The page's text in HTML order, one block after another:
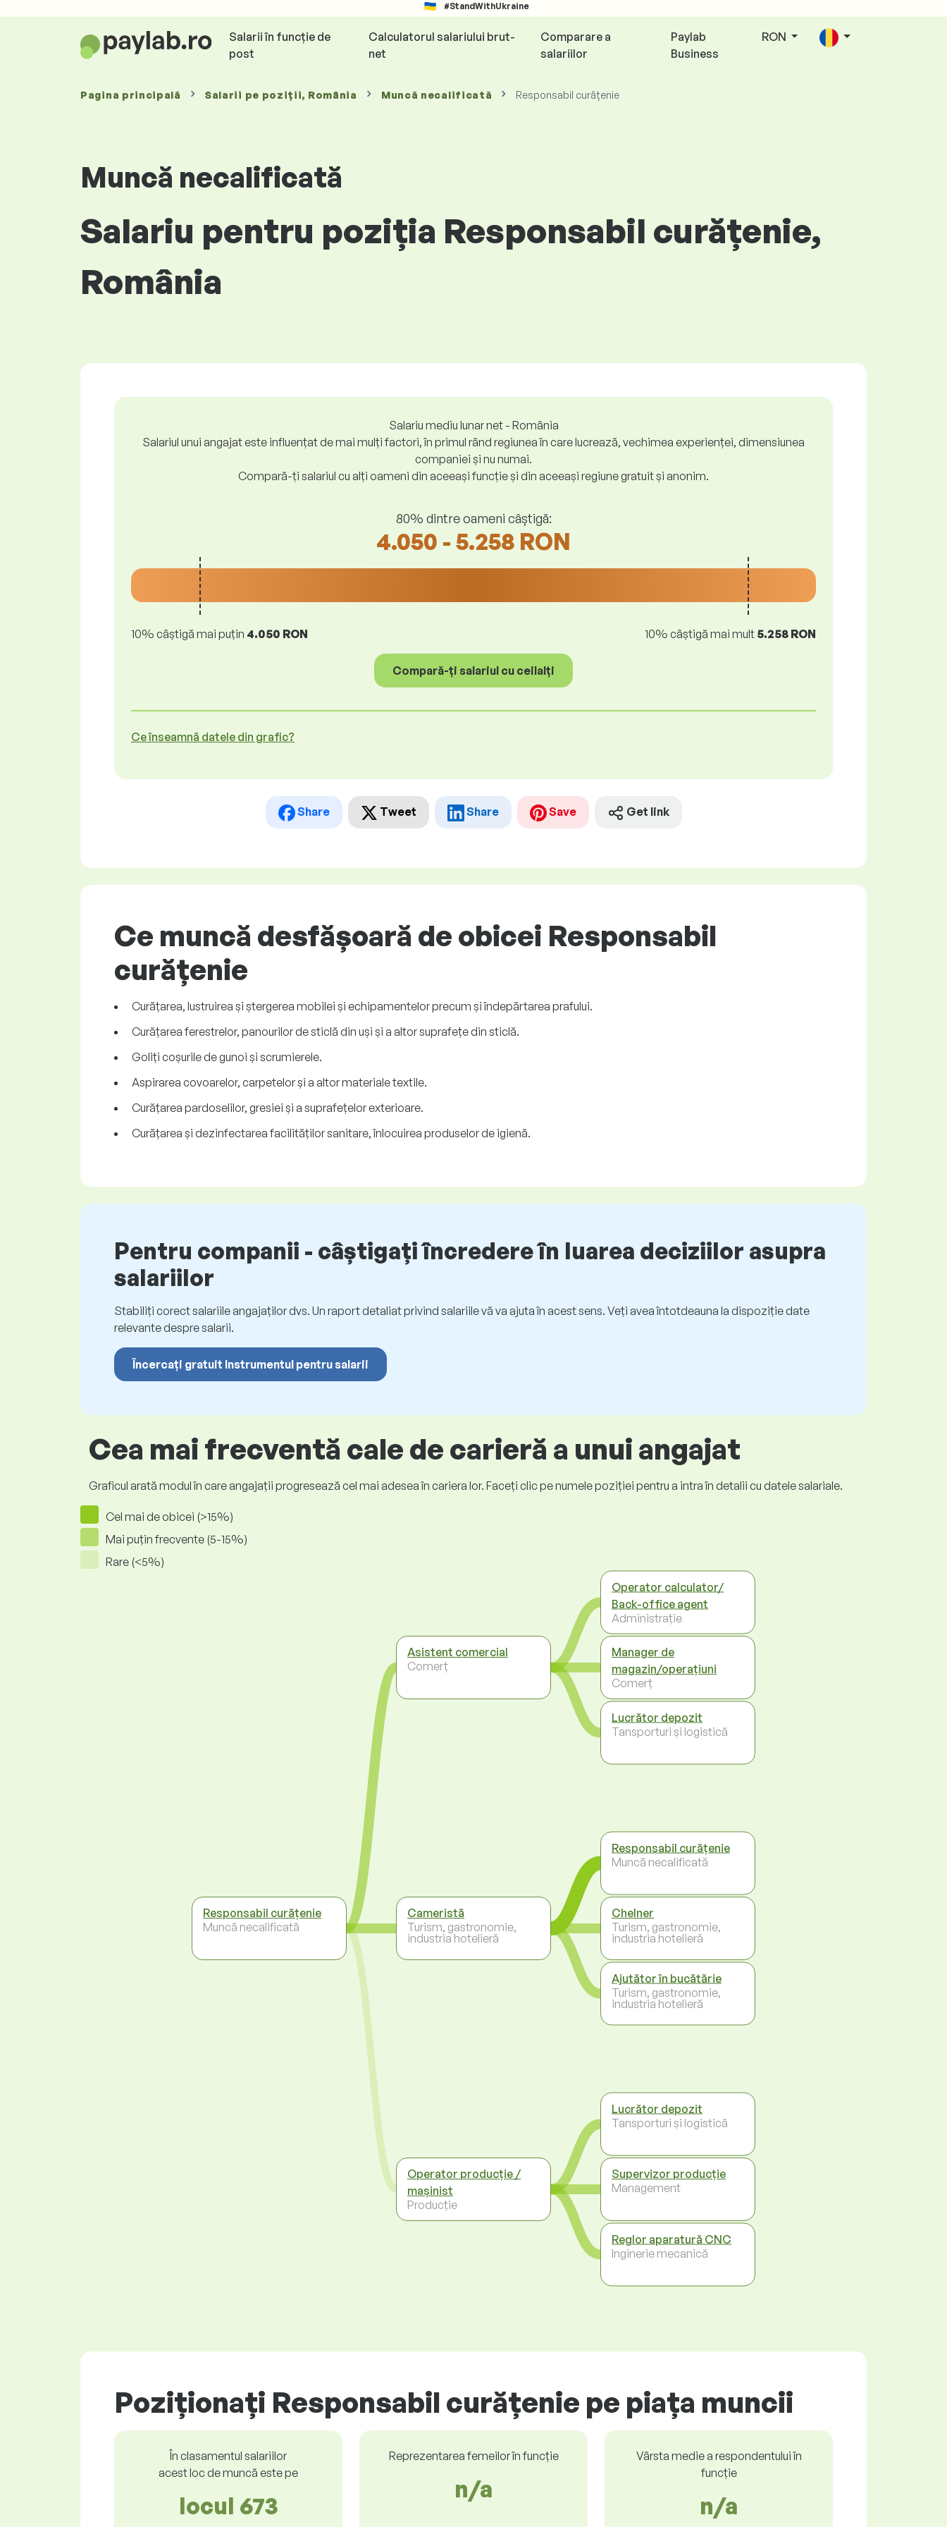
#StandWithUkraine
Salarii în funcție de
post
Calculatorul salariului brut-
net
Comparare a
salariilor
Paylab
Business
RON
Pagina principală Salarii pe poziții, România Muncă necalificată Responsabil curățenie
Muncă necalificată
Salariu pentru poziția Responsabil curățenie,
România
Salariu mediu lunar net - România
Salariul unui angajat este influențat de mai mulți factori, în primul rând regiunea în care lucrează, vechimea experienței, dimensiunea
companiei și nu numai.
Compară-ți salariul cu alți oameni din aceeași funcție și din aceeași regiune gratuit și anonim.
80% dintre oameni câștigă:
4.050 - 5.258 RON
10% câștigă mai puțin 4.050 RON 10% câștigă mai mult 5.258 RON
Compară-ți salariul cu ceilalți
Ce înseamnă datele din grafic?
Share Tweet Share Save Get link
Ce muncă desfășoară de obicei Responsabil
curățenie
Curățarea, lustruirea și ștergerea mobilei și echipamentelor precum și îndepărtarea prafului.
Curățarea ferestrelor, panourilor de sticlă din uși și a altor suprafețe din sticlă.
Goliți coșurile de gunoi și scrumierele.
Aspirarea covoarelor, carpetelor și a altor materiale textile.
Curățarea pardoselilor, gresiei și a suprafețelor exterioare.
Curățarea și dezinfectarea facilităților sanitare, înlocuirea produselor de igienă.
Pentru companii - câștigați încredere în luarea deciziilor asupra
salariilor
Stabiliți corect salariile angajaților dvs. Un raport detaliat privind salariile vă va ajuta în acest sens. Veți avea întotdeauna la dispoziție date
relevante despre salarii.
Încercați gratuit Instrumentul pentru salarii
Cea mai frecventă cale de carieră a unui angajat
Graficul arată modul în care angajații progresează cel mai adesea în cariera lor. Faceți clic pe numele poziției pentru a intra în detalii cu datele salariale.
Cel mai de obicei (>15%)
Mai puțin frecvente (5-15%)
Rare (<5%)
Responsabil curățenie
Muncă necalificată
Asistent comercial
Comerț
Cameristă
Turism, gastronomie,
industria hotelieră
Operator producție /
mașinist
Producție
Operator calculator/
Back-office agent
Administrație
Manager de
magazin/operațiuni
Comerț
Lucrător depozit
Tansporturi și logistică
Responsabil curățenie
Muncă necalificată
Chelner
Turism, gastronomie,
industria hotelieră
Ajutător în bucătărie
Turism, gastronomie,
industria hotelieră
Lucrător depozit
Tansporturi și logistică
Supervizor producție
Management
Reglor aparatură CNC
Inginerie mecanică
Poziționați Responsabil curățenie pe piața muncii
În clasamentul salariilor
acest loc de muncă este pe
locul 673
Reprezentarea femeilor în funcție
n/a
Vârsta medie a respondentului în
funcție
n/a